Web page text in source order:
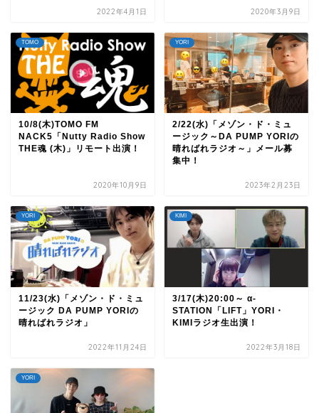
2022年4月1日 2020年3月9日
TOMO
10/8(木)TOMO FM
NACK5「Nutty Radio Show
THE魂 (木)」リモート出演！
2020年10月9日
YORI
2/22(水)「メゾン・ド・ミュ
ージック～DA PUMP YORIの
晴ればれラジオ～」メール募
集中！
2023年2月23日
YORI
11/23(水)「メゾン・ド・ミュ
ージック DA PUMP YORIの
晴ればれラジオ」
2022年11月24日
KIMI
3/17(木)20:00～ α-
STATION「LIFT」YORI・
KIMIラジオ生出演！
2022年3月18日
YORI